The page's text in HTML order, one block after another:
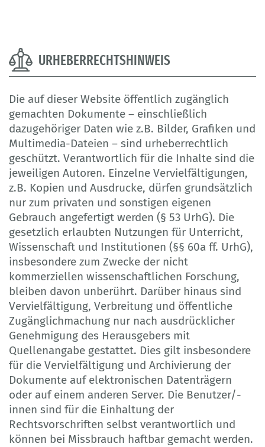
URHEBERRECHTSHINWEIS
Die auf dieser Website öffentlich zugänglich
gemachten Dokumente – einschließlich
dazugehöriger Daten wie z.B. Bilder, Grafiken und
Multimedia-Dateien – sind urheberrechtlich
geschützt. Verantwortlich für die Inhalte sind die
jeweiligen Autoren. Einzelne Vervielfältigungen,
z.B. Kopien und Ausdrucke, dürfen grundsätzlich
nur zum privaten und sonstigen eigenen
Gebrauch angefertigt werden (§ 53 UrhG). Die
gesetzlich erlaubten Nutzungen für Unterricht,
Wissenschaft und Institutionen (§§ 60a ff. UrhG),
insbesondere zum Zwecke der nicht
kommerziellen wissenschaftlichen Forschung,
bleiben davon unberührt. Darüber hinaus sind
Vervielfältigung, Verbreitung und öffentliche
Zugänglichmachung nur nach ausdrücklicher
Genehmigung des Herausgebers mit
Quellenangabe gestattet. Dies gilt insbesondere
für die Vervielfältigung und Archivierung der
Dokumente auf elektronischen Datenträgern
oder auf einem anderen Server. Die Benutzer/-
innen sind für die Einhaltung der
Rechtsvorschriften selbst verantwortlich und
können bei Missbrauch haftbar gemacht werden.